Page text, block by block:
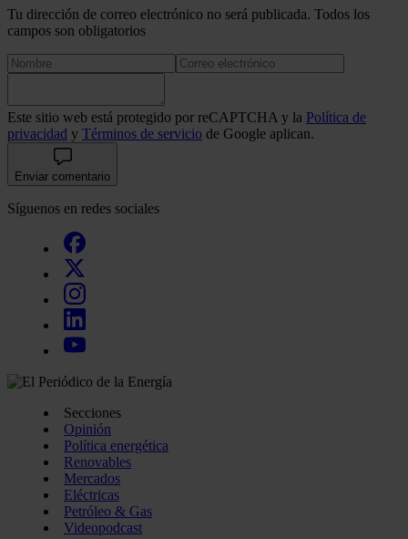
Tu dirección de correo electrónico no será publicada. Todos los
campos son obligatorios
Este sitio web está protegido por reCAPTCHA y la Política de
privacidad y Términos de servicio de Google aplican.
Enviar comentario
Síguenos en redes sociales
Secciones
Opinión
Política energética
Renovables
Mercados
Eléctricas
Petróleo & Gas
Videopodcast